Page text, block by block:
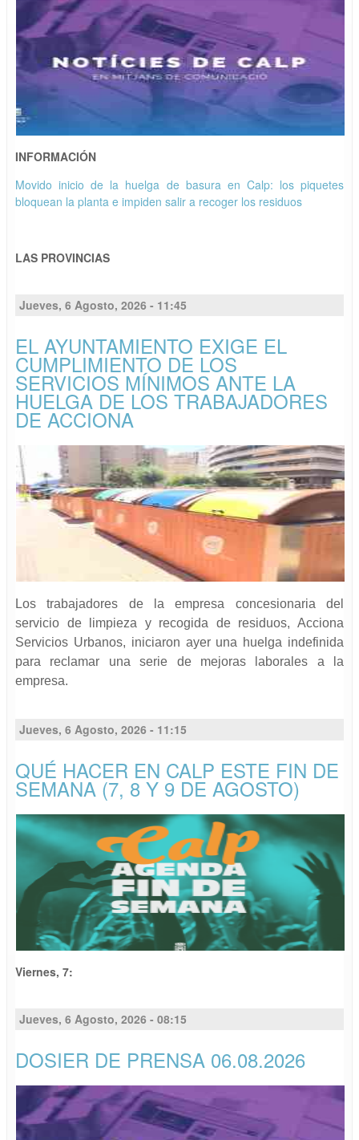
INFORMACIÓN
Movido inicio de la huelga de basura en Calp: los piquetes
bloquean la planta e impiden salir a recoger los residuos
LAS PROVINCIAS
Jueves, 6 Agosto, 2026 - 11:45
EL AYUNTAMIENTO EXIGE EL
CUMPLIMIENTO DE LOS
SERVICIOS MÍNIMOS ANTE LA
HUELGA DE LOS TRABAJADORES
DE ACCIONA
Los trabajadores de la empresa concesionaria del
servicio de limpieza y recogida de residuos, Acciona
Servicios Urbanos, iniciaron ayer una huelga indefinida
para reclamar una serie de mejoras laborales a la
empresa.
Jueves, 6 Agosto, 2026 - 11:15
QUÉ HACER EN CALP ESTE FIN DE
SEMANA (7, 8 Y 9 DE AGOSTO)
Viernes, 7:
Jueves, 6 Agosto, 2026 - 08:15
DOSIER DE PRENSA 06.08.2026